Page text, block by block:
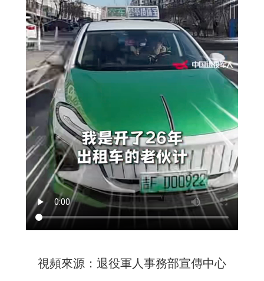
視頻來源：退役軍人事務部宣傳中心